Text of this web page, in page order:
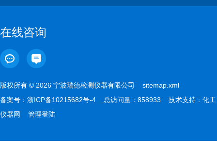
在线咨询
版权所有 © 2026 宁波瑞德检测仪器有限公司 sitemap.xml
备案号： 浙ICP备10215682号-4 总访问量：858933 技术支持： 化工
仪器网
管理登陆